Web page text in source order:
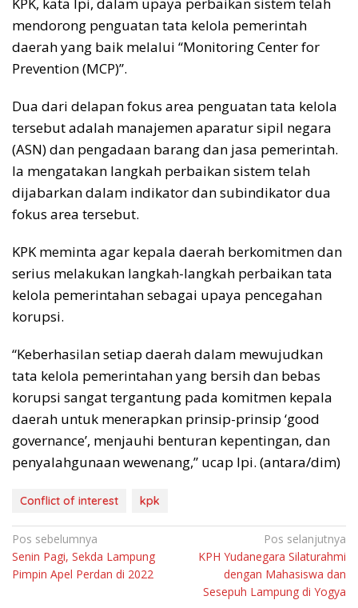
KPK, kata Ipi, dalam upaya perbaikan sistem telah
mendorong penguatan tata kelola pemerintah
daerah yang baik melalui “Monitoring Center for
Prevention (MCP)”.
Dua dari delapan fokus area penguatan tata kelola
tersebut adalah manajemen aparatur sipil negara
(ASN) dan pengadaan barang dan jasa pemerintah.
Ia mengatakan langkah perbaikan sistem telah
dijabarkan dalam indikator dan subindikator dua
fokus area tersebut.
KPK meminta agar kepala daerah berkomitmen dan
serius melakukan langkah-langkah perbaikan tata
kelola pemerintahan sebagai upaya pencegahan
korupsi.
“Keberhasilan setiap daerah dalam mewujudkan
tata kelola pemerintahan yang bersih dan bebas
korupsi sangat tergantung pada komitmen kepala
daerah untuk menerapkan prinsip-prinsip ‘good
governance’, menjauhi benturan kepentingan, dan
penyalahgunaan wewenang,” ucap Ipi. (antara/dim)
Conflict of interest kpk
Navigasi
pos
Pos sebelumnya
Senin Pagi, Sekda Lampung
Pimpin Apel Perdan di 2022
Pos selanjutnya
KPH Yudanegara Silaturahmi
dengan Mahasiswa dan
Sesepuh Lampung di Yogya